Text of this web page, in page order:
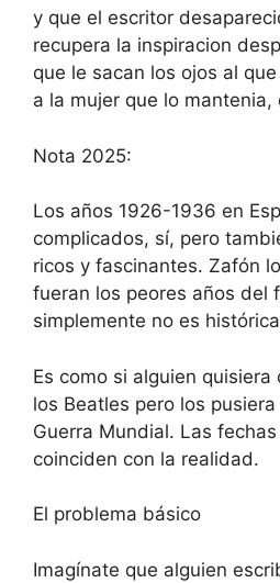
y que el escritor
recupera la inspiracion
que le sacan los ojos al
a la mujer que lo mantenia,
Nota 2025:
Los años 1926-1936 en
complicados, sí, pero
ricos y fascinantes. Zafón
fueran los peores años del
simplemente no es
Es como si alguien
los Beatles pero los
Guerra Mundial. Las
coinciden con la realidad.
El problema básico
Imagínate que alguien